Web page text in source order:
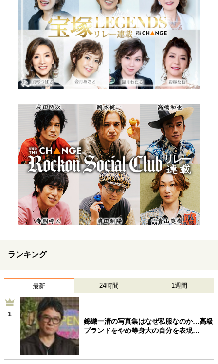
ランキング
最新 24時間 1週間
1
錦織一清の写真集はなぜ私服なのか…高級
ブランドをやめ等身大の自分を表現…